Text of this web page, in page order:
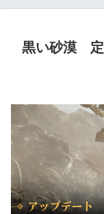
黒い砂漠 定